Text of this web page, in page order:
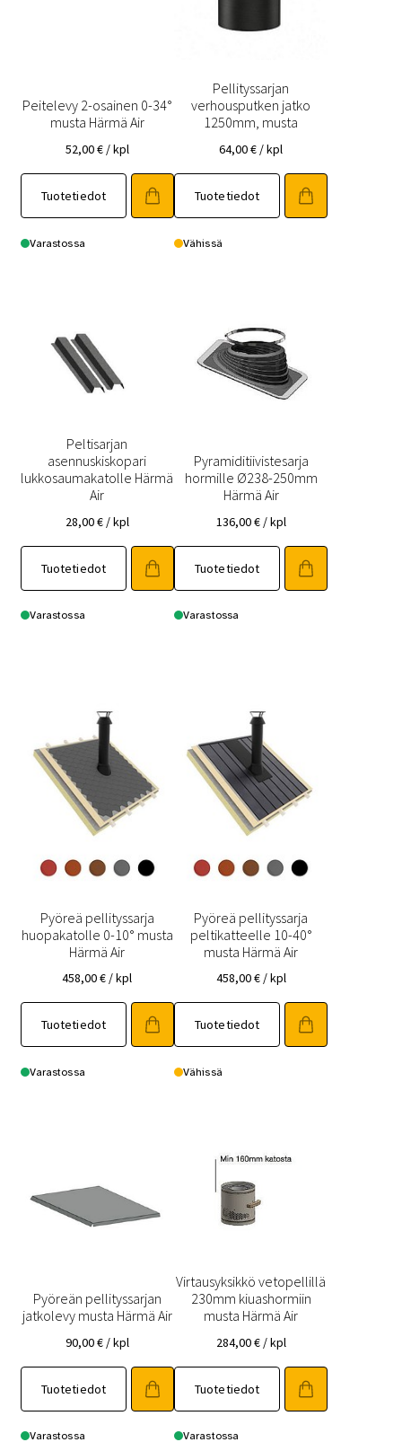
Peitelevy 2-osainen 0-34°
musta Härmä Air
52,00€ / kpl
Tuotetiedot
Varastossa
Pellityssarjan
verhousputken jatko
1250mm, musta
64,00€ / kpl
Tuotetiedot
Vähissä
Peltisarjan
asennuskiskopari
lukkosaumakatolle Härmä
Air
28,00€ / kpl
Tuotetiedot
Varastossa
Pyramiditiivistesarja
hormille Ø238-250mm
Härmä Air
136,00€ / kpl
Tuotetiedot
Varastossa
Pyöreä pellityssarja
huopakatolle 0-10° musta
Härmä Air
458,00€ / kpl
Tuotetiedot
Varastossa
Pyöreä pellityssarja
peltikatteelle 10-40°
musta Härmä Air
458,00€ / kpl
Tuotetiedot
Vähissä
Pyöreän pellityssarjan
jatkolevy musta Härmä Air
90,00€ / kpl
Tuotetiedot
Varastossa
Virtausyksikkö vetopellillä
230mm kiuashormiin
musta Härmä Air
284,00€ / kpl
Tuotetiedot
Varastossa